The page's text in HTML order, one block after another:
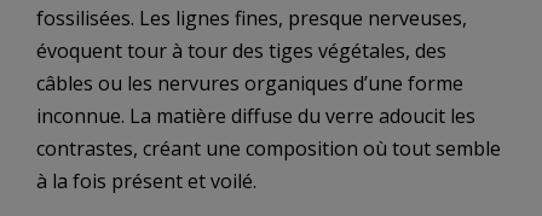
fossilisées. Les lignes fines, presque nerveuses,
évoquent tour à tour des tiges végétales, des
câbles ou les nervures organiques d’une forme
inconnue. La matière diffuse du verre adoucit les
contrastes, créant une composition où tout semble
à la fois présent et voilé.